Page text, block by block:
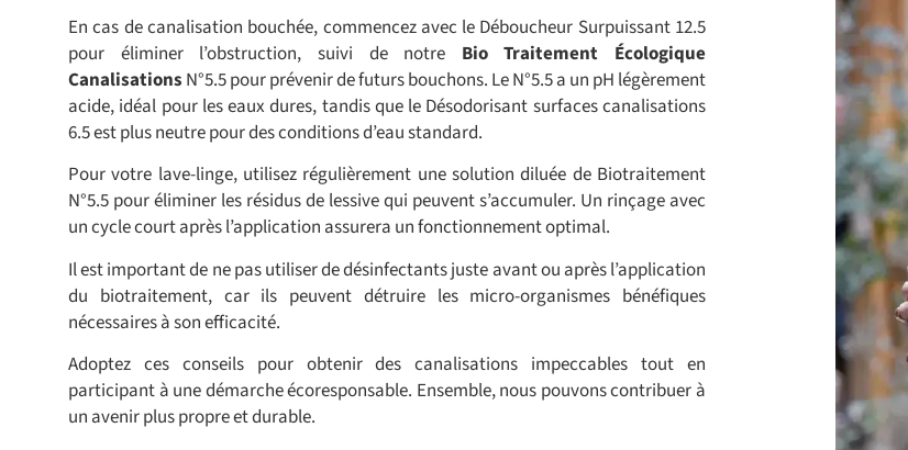
En cas de canalisation bouchée, commencez avec le Déboucheur Surpuissant 12.5
pour éliminer l’obstruction, suivi de notre Bio Traitement Écologique
Canalisations N°5.5 pour prévenir de futurs bouchons. Le N°5.5 a un pH légèrement
acide, idéal pour les eaux dures, tandis que le Désodorisant surfaces canalisations
6.5est plus neutre pour des conditions d’eau standard.
Pour votre lave-linge, utilisez régulièrement une solution diluée de Biotraitement
N°5.5 pour éliminer les résidus de lessive qui peuvent s’accumuler. Un rinçage avec
un cycle court après l’application assurera un fonctionnement optimal.
Il est important de ne pas utiliser de désinfectants juste avant ou après l’application
du biotraitement, car ils peuvent détruire les micro-organismes bénéfiques
nécessaires à son efficacité.
Adoptez ces conseils pour obtenir des canalisations impeccables tout en
participant à une démarche écoresponsable. Ensemble, nous pouvons contribuer à
un avenir plus propre et durable.